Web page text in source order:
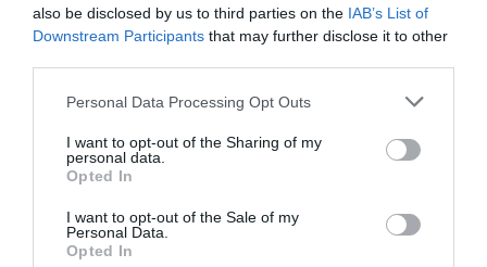
also be disclosed by us to third parties on the IAB’s List of
Downstream Participants that may further disclose it to other
Personal Data Processing Opt Outs
I want to opt-out of the Sharing of my
personal data.
Opted In
I want to opt-out of the Sale of my
Personal Data.
Opted In
afectado». Con todo, la FEFE considera que el problema
principal es de carácter sanitario y social, «por lo que el
nuevo Gobierno tiene que tomar importantes
decisiones antes de fin de año para que no llegue a
Deuda hospitalaria y previsiones
También se recogen en este Observatorio los impagos
de los hospitales por las compras que realizan